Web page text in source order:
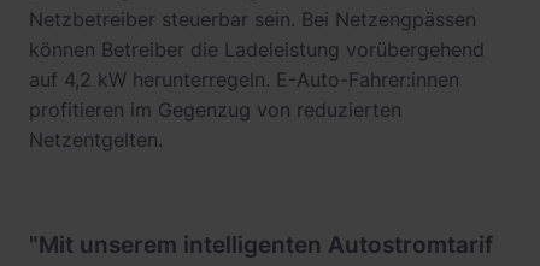
Netzbetreiber steuerbar sein. Bei Netzengpässen
können Betreiber die Ladeleistung vorübergehend
auf 4,2 kW herunterregeln. E-Auto-Fahrer:innen
profitieren im Gegenzug von reduzierten
Netzentgelten.
"Mit unserem intelligenten Autostromtarif